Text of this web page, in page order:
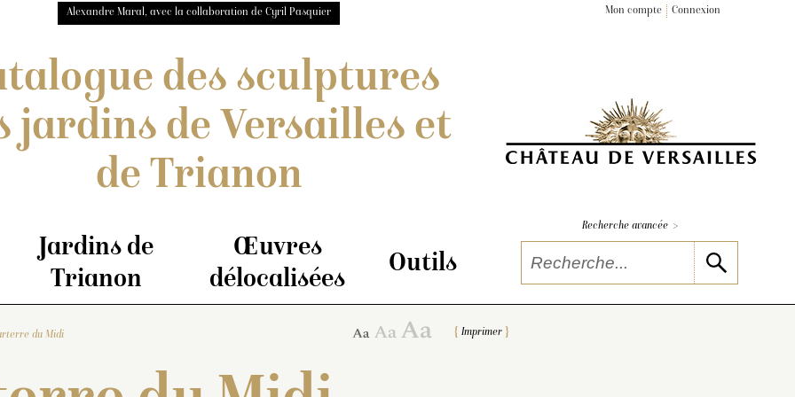
Alexandre Maral, avec la collaboration de Cyril Pasquier Mon compte Connexion
des sculptures
jardins de Versailles et
de Trianon
Jardins de
Trianon
Œuvres
délocalisées
Outils
Recherche avancée >
du Midi Imprimer
Pyramide et Bain des nymphes
Bosquet de l’Arc de triomphe